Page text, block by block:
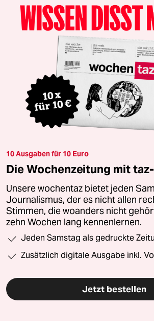
10 Ausgaben für 10 Euro
Die Wochenzeitung mit
Unsere wochentaz bietet jeden
Journalismus, der es nicht allen
Stimmen, die woanders nicht
zehn Wochen lang kennenlernen.
Jeden Samstag als gedruckte
Zusätzlich digitale Ausgabe inkl.
Jetzt bestellen